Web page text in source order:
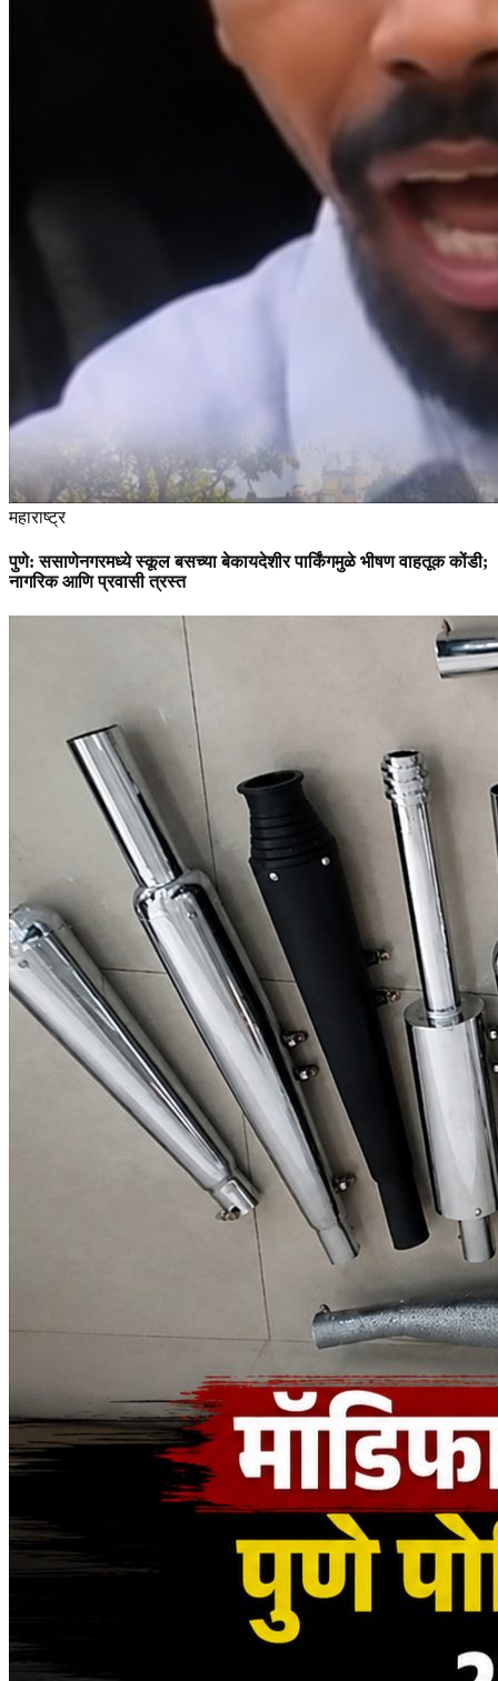
महाराष्ट्र
पुणे: ससाणेनगरमध्ये स्कूल बसच्या बेकायदेशीर पार्किंगमुळे भीषण वाहतूक कोंडी;
नागरिक आणि प्रवासी त्रस्त